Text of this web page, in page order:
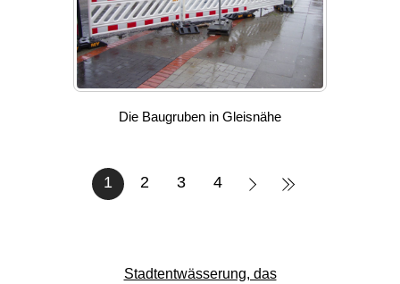
Die Baugruben in Gleisnähe
1 2 3 4
Stadtentwässerung, das